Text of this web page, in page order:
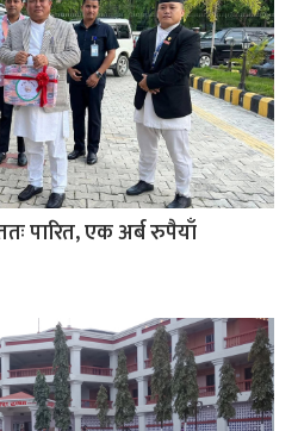
पारित, एक अर्ब रुपैयाँ